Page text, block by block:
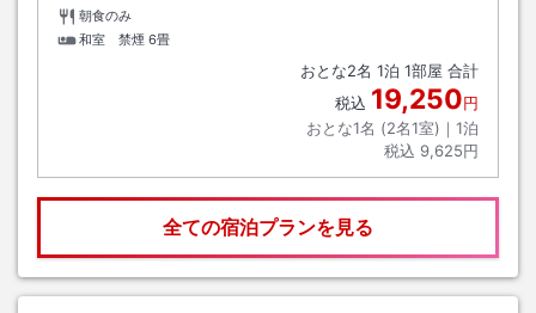
朝食のみ
和室 禁煙 6畳
おとな2名 1泊 1部屋 合計
税込 19,250円
おとな1名 (2名1室)｜ 1泊
税込 9,625円
全ての宿泊プランを見る